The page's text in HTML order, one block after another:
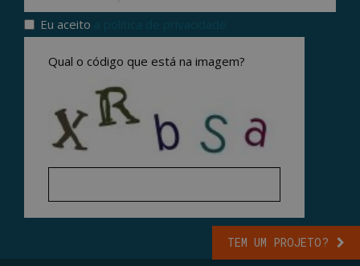
TEM UM PROJETO?
Eu aceito
Politica de privacidade*
Qual o código que está na imagem?